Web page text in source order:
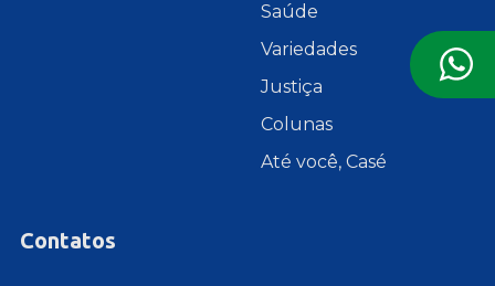
Saúde
Variedades
Justiça
Colunas
Até você, Casé
Contatos